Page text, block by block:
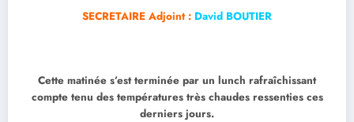
SECRETAIRE Adjoint : David BOUTIER
Cette matinée s’est terminée par un lunch rafraîchissant
compte tenu des températures très chaudes ressenties ces
derniers jours.